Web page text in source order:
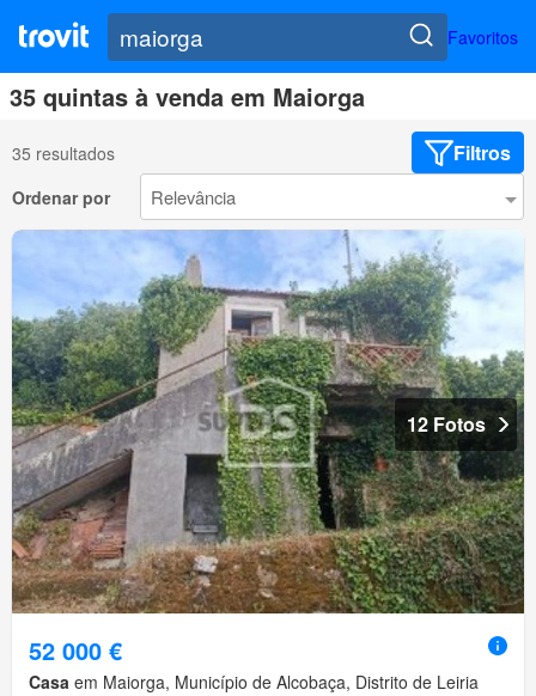
Favoritos
35 quintas à venda em Maiorga
35 resultados Filtros
Ordenar por
12 Fotos
52 000 €
Casa em Maiorga, Município de Alcobaça, Distrito de Leiria